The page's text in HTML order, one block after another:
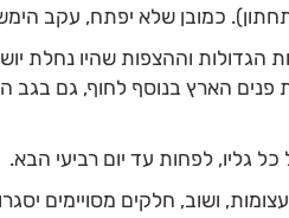
פנים הארץ בנוסף לחוף, גם
גליו, לפחות עד יום רביעי הבא.
ושוב, חלקים מסויימים